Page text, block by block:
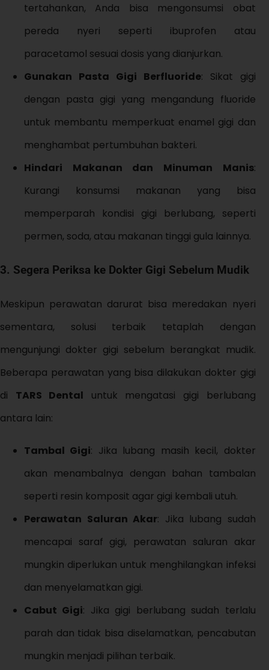
tertahankan, Anda bisa mengonsumsi obat
pereda nyeri seperti ibuprofen atau
paracetamol sesuai dosis yang dianjurkan.
Gunakan Pasta Gigi Berfluoride: Sikat gigi
dengan pasta gigi yang mengandung fluoride
untuk membantu memperkuat enamel gigi dan
menghambat pertumbuhan bakteri.
Hindari Makanan dan Minuman Manis:
Kurangi konsumsi makanan yang bisa
memperparah kondisi gigi berlubang, seperti
permen, soda, atau makanan tinggi gula lainnya.
3. Segera Periksa ke Dokter Gigi Sebelum Mudik
Meskipun perawatan darurat bisa meredakan nyeri
sementara, solusi terbaik tetaplah dengan
mengunjungi dokter gigi sebelum berangkat mudik.
Beberapa perawatan yang bisa dilakukan dokter gigi
di TARS Dental untuk mengatasi gigi berlubang
antara lain:
Tambal Gigi: Jika lubang masih kecil, dokter
akan menambalnya dengan bahan tambalan
seperti resin komposit agar gigi kembali utuh.
Perawatan Saluran Akar: Jika lubang sudah
mencapai saraf gigi, perawatan saluran akar
mungkin diperlukan untuk menghilangkan infeksi
dan menyelamatkan gigi.
Cabut Gigi: Jika gigi berlubang sudah terlalu
parah dan tidak bisa diselamatkan, pencabutan
mungkin menjadi pilihan terbaik.